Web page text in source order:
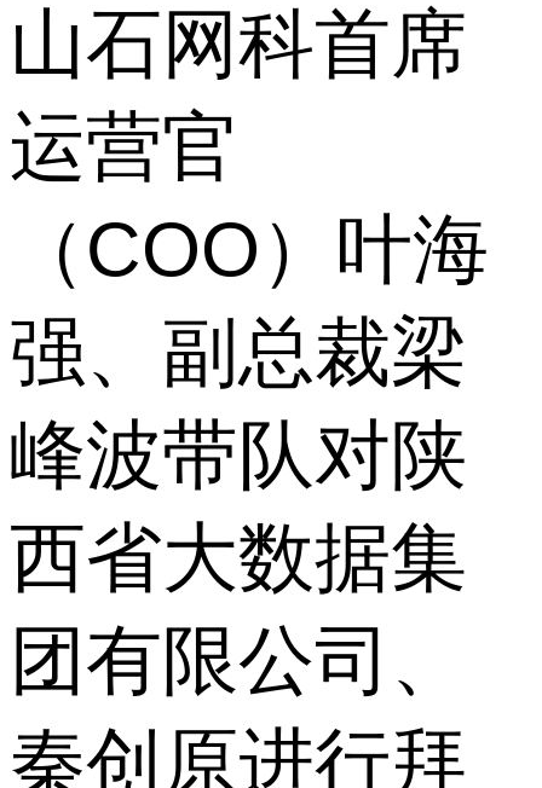
山石网科首席
运营官
（COO）叶海
强、副总裁梁
峰波带队对陕
西省大数据集
团有限公司、
秦创原进行拜